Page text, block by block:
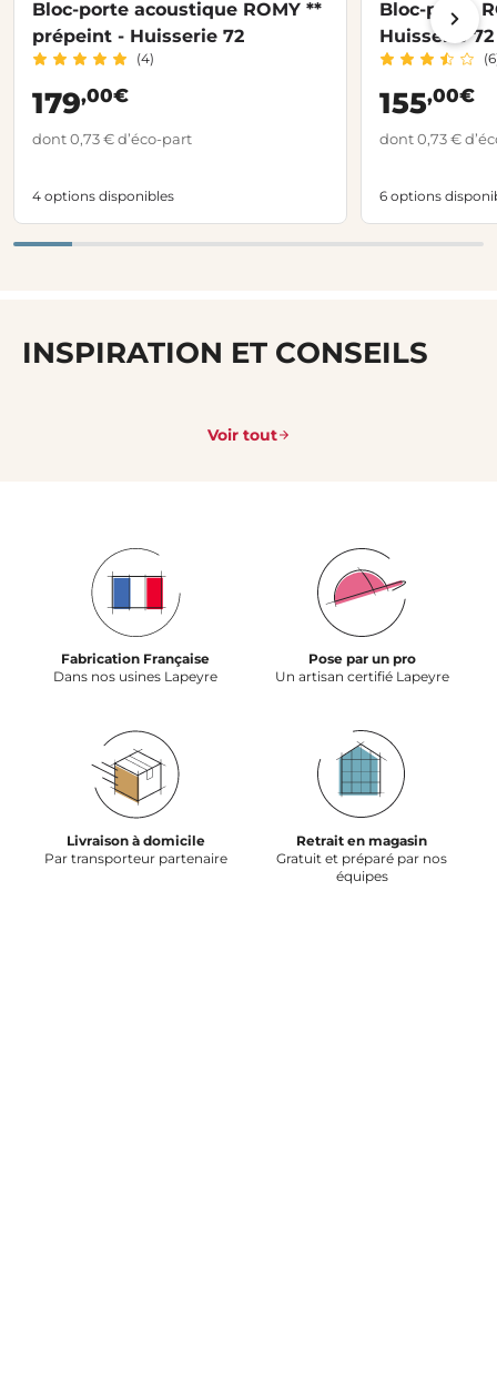
Bloc-porte acoustique ROMY **
prépeint - Huisserie 72
(4)
179,00€
dont 0,73 € d’éco-part
4 options disponibles
Bloc-porte
Huisserie 72
155,00€
dont 0,73 €
6 options
INSPIRATION ET CONSEILS
Voir tout
Fabrication Française
Dans nos usines Lapeyre
Pose par un pro
Un artisan certifié Lapeyre
Livraison à domicile
Par transporteur partenaire
Retrait en magasin
Gratuit et préparé par nos
équipes